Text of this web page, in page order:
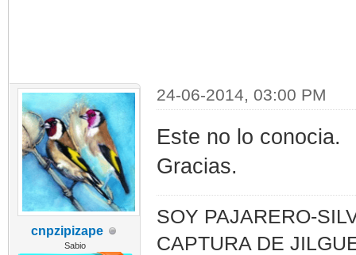
cnpzipizape
Sabio
24-06-2014, 03:00 PM
Este no lo conocia.
Gracias.
SOY PAJARERO-
CAPTURA DE